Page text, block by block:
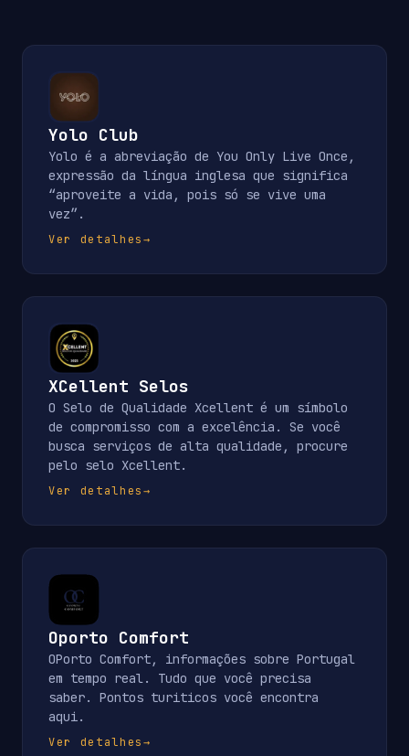
Yolo Club
Yolo é a abreviação de You Only Live Once,
expressão da língua inglesa que significa
“aproveite a vida, pois só se vive uma
vez”.
Ver detalhes→
XCellent Selos
O Selo de Qualidade Xcellent é um símbolo
de compromisso com a excelência. Se você
busca serviços de alta qualidade, procure
pelo selo Xcellent.
Ver detalhes→
Oporto Comfort
OPorto Comfort, informações sobre Portugal
em tempo real. Tudo que você precisa
saber. Pontos turiticos você encontra
aqui.
Ver detalhes→